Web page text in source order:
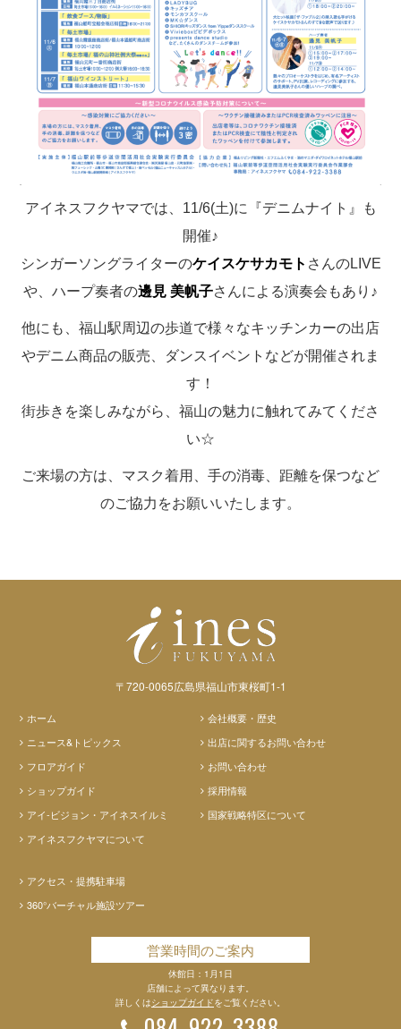
アイネスフクヤマでは、11/6(土)に『デニムナイト』も
開催♪
シンガーソングライターのケイスケサカモト さんのLIVE
や、ハープ奏者の邊見 美帆子さんによる演奏会もあり♪
他にも、福山駅周辺の歩道で様々なキッチンカーの出店
やデニム商品の販売、ダンスイベントなどが開催されま
す！
街歩きを楽しみながら、福山の魅力に触れてみてくださ
い☆
ご来場の方は、マスク着用、手の消毒、距離を保つなど
のご協力をお願いいたします。
〒720-0065広島県福山市東桜町1-1
ホーム
ニュース&トピックス
フロアガイド
ショップガイド
アイ-ビジョン・アイネスイルミ
アイネスフクヤマについて
アクセス・提携駐車場
360°バーチャル施設ツアー
会社概要・歴史
出店に関するお問い合わせ
お問い合わせ
採用情報
国家戦略特区について
営業時間のご案内
休館日：1月1日
店舗によって異なります。
詳しくはショップガイドをご覧ください。